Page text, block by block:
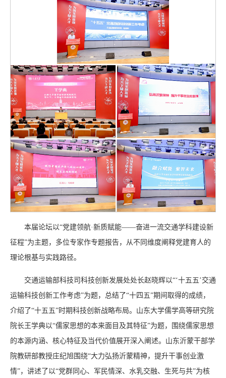
本届论坛以“党建领航·新质赋能——奋进一流交通学科建设新
征程”为主题，多位专家作专题报告，从不同维度阐释党建育人的
理论根基与实践路径。
交通运输部科技司科技创新发展处处长赵晓辉以“‘十五五’交通
运输科技创新工作考虑”为题，总结了“十四五”期间取得的成绩，
介绍了“十五五”时期科技创新战略布局。山东大学儒学高等研究院
院长王学典以“儒家思想的本来面目及其特征”为题，围绕儒家思想
的本源内涵、核心特征及当代价值展开深入阐述。山东沂蒙干部学
院教研部教授庄纪旭围绕“大力弘扬沂蒙精神，提升干事创业激
情”，讲述了以“党群同心、军民情深、水乳交融、生死与共”为核